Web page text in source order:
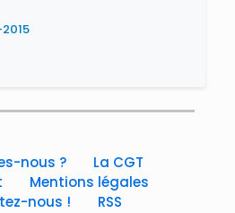
nous ?
La CGT
Mentions légales
nous !
RSS